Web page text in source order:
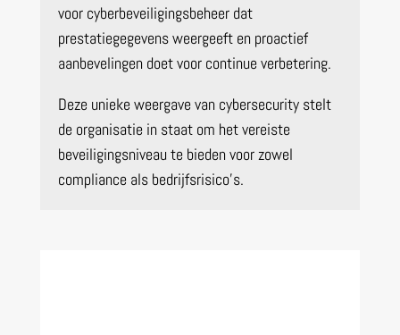
voor cyberbeveiligingsbeheer dat
prestatiegegevens weergeeft en proactief
aanbevelingen doet voor continue verbetering.
Deze unieke weergave van cybersecurity stelt
de organisatie in staat om het vereiste
beveiligingsniveau te bieden voor zowel
compliance als bedrijfsrisico’s.